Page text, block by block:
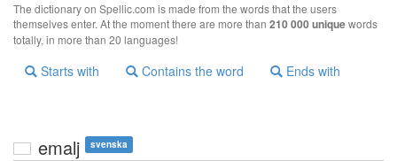
The dictionary on Spellic.com is made from the words that the users
themselves enter. At the moment there are more than 210 000 uniquewords
totally, in more than 20 languages!
Starts with Contains the word Ends with
emalj svenska